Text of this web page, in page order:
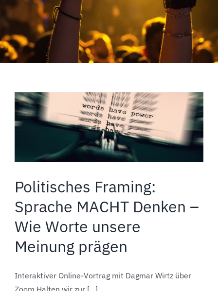
Politisches Framing:
Sprache MACHT Denken –
Wie Worte unsere
Meinung prägen
Interaktiver Online-Vortrag mit Dagmar Wirtz über